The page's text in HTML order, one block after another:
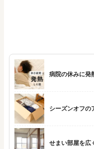
病院の休みに発
シーズンオフの
せまい部屋を広